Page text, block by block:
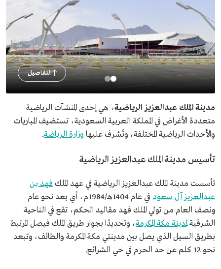
التفاصيل
مدينة الملك عبدالعزيز الرياضية، هي إحدى المنشآت الرياضية
متعددة الأغراض في المملكة العربية السعودية، تستضيف المباريات
والأحداث الرياضية المختلفة، وتُشرف عليها وزارة الرياضة.
تأسيس مدينة الملك عبدالعزيز الرياضية
تأسست مدينة الملك عبدالعزيز الرياضية في عهد الملك فهد بن
عبدالعزيز آل سعود
في عام 1404هـ/1984م، أي بعد نحو عام
ونصف العام من تولي الملك فهد مقاليد الحكم، تقع في الناحية
الشرقيةلمدينة مكة المكرمة، وتحديدًا بجوار طريق الملك فيصل المرتبط
بطريق السيل الذي يصل بين مدينتي مكة المكرمة والطائف، وتبعد
نحو 12 كلم عن حد الحرم في حي الشرائع.